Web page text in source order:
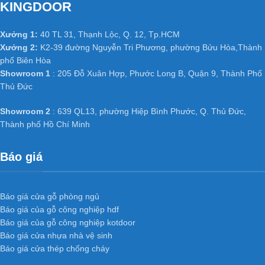
+ Độ ổn định cao của cửa gỗ công
nghiệp MDF phủ Veneer:
Không bị cong vênh, co ngót do kết cấu đã được triệt tiêu thớ gỗ
Không bị hiện tượng hở các mối ghép dưới tác động thời tiết.
Thay đổi nhiệt độ và có khả năng chống mối mọt cao.
công nghiệp MDF phủ Veneer:
tạo ra nên có phần cách âm, cách nhiệt.
Cánh cửa nhẹ, tránh được tình trạng xệ bản lề và giảm tải trọng
Ứng dụngCửa gỗ công nghiệp
MDF phủ veneer
KINGDOOR
Xưởng 1: 40 TL 31, Thạnh Lộc, Q. 12, Tp.HCM
Xưởng 2: K2-39 đường Nguyễn Tri Phương, phường Bửu Hòa,Thành
phố Biên Hòa
Showroom 1 : 205 Đỗ Xuân Hợp, Phước Long B, Quận 9, Thành Phố
Thủ Đức
Showroom 2 : 639 QL13, phường Hiệp Bình Phước, Q. Thủ Đức,
Thành phố Hồ Chí Minh
Báo giá
Báo giá cửa gỗ phòng ngủ
Báo giá của gỗ công nghiệp hdf
Báo giá của gỗ công nghiệp kotdoor
Báo giá cửa nhựa nhà vệ sinh
Báo giá cửa thép chống cháy